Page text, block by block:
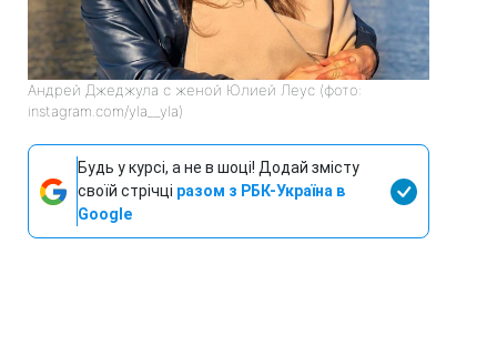
Андрей Джеджула с женой Юлией Леус (фото:
instagram.com/yla__yla)
Будь у курсі, а не в шоці! Додай змісту
своїй стрічці разом з РБК-Україна в
Google